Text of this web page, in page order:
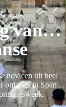
van
novicen uit heel
onlangs in Spanje